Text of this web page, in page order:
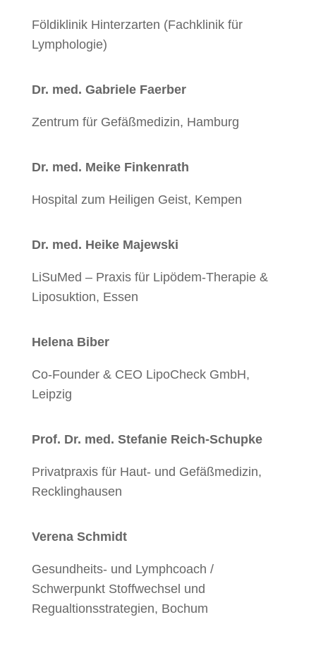
Földiklinik Hinterzarten (Fachklinik für
Lymphologie)
Dr. med. Gabriele Faerber
Zentrum für Gefäßmedizin, Hamburg
Dr. med. Meike Finkenrath
Hospital zum Heiligen Geist, Kempen
Dr. med. Heike Majewski
LiSuMed – Praxis für Lipödem-Therapie &
Liposuktion, Essen
Helena Biber
Co-Founder & CEO LipoCheck GmbH,
Leipzig
Prof. Dr. med. Stefanie Reich-Schupke
Privatpraxis für Haut- und Gefäßmedizin,
Recklinghausen
Verena Schmidt
Gesundheits- und Lymphcoach /
Schwerpunkt Stoffwechsel und
Regualtionsstrategien, Bochum